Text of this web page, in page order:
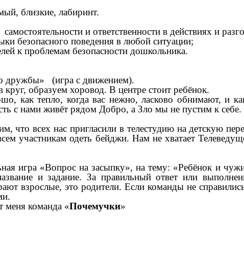
близкие, лабиринт.
и ответственности в действиях и
безопасного поведения в любой ситуации;
к проблемам безопасности дошкольника.
дружбы» (игра с движением).
круг, образуем хоровод. В центре стоит ребёнок.
как тепло, когда вас нежно, ласково обнимают, и
с нами живёт рядом Добро, а Зло мы не пустим к себе.
что всех нас пригласили в телестудию на детскую
участникам одеть бейджи. Нам не хватает
игра «Вопрос на засыпку», на тему: «Ребёнок и
и задание. За правильный ответ или
взрослые, это родители. Если команды не
меня команда «Почемучки»